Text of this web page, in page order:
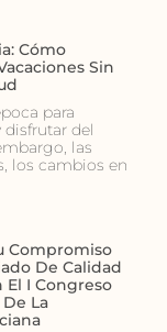
Cómo
Sin
para
disfrutar del
las
los cambios en
Compromiso
De Calidad
El I Congreso
La